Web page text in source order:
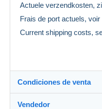
Actuele verzendkosten,
Frais de port actuels, voir
Current shipping costs,
Condiciones de venta
Vendedor